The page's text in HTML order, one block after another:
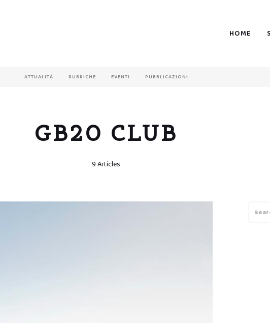
HOME
ATTUALITÀ RUBRICHE EVENTI PUBBLICAZIONI
GB20 CLUB
9 Articles
for: